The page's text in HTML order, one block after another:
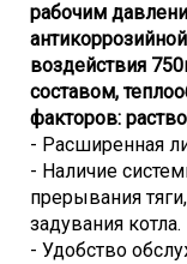
рабочим
воздействия
составом,
факторов:
- Расширенная
- Наличие
прерывания
задувания котла.
- Удобство